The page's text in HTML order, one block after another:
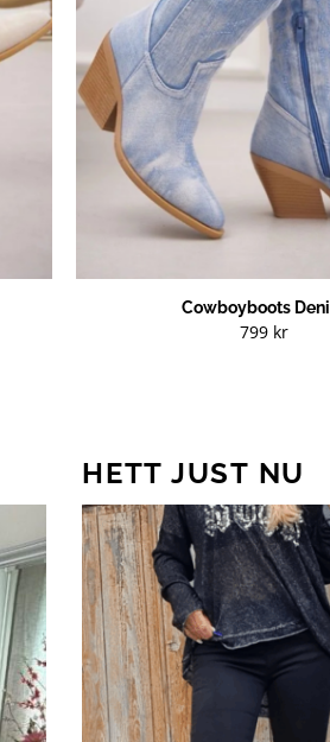
Cowboyboots
799 kr
HETT JUST NU